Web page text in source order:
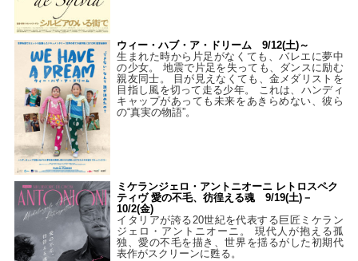
ウィー・ハブ・ア・ドリーム 9/12(土)～
生まれた時から片足がなくても、バレエに夢中
の少女。 地震で片足を失っても、ダンスに励む
親友同士。 目が見えなくても、金メダリストを
目指し風を切って走る少年。 これは、ハンディ
キャップがあっても未来をあきらめない、彼ら
の“真実の物語”。
ミケランジェロ・アントニオーニ レトロスペク
ティヴ 愛の不毛、彷徨える魂 9/19(土)－
10/2(金)
イタリアが誇る20世紀を代表する巨匠ミケラン
ジェロ・アントニオーニ。 現代人が抱える孤
独、愛の不毛を描き、世界を揺るがした初期代
表作がスクリーンに甦る。